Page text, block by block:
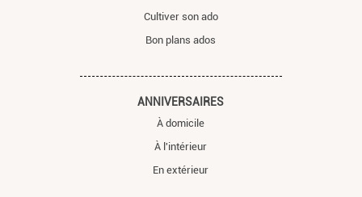
Cultiver son ado
Bon plans ados
ANNIVERSAIRES
À domicile
À l'intérieur
En extérieur